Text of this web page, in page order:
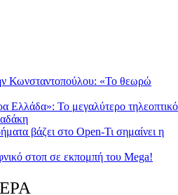
Κωνσταντοπούλου: «Το θεωρώ
Ελλάδα»: Το μεγαλύτερο τηλεοπτικό
βάζει στο Open-Τι σημαίνει η
στοπ σε εκπομπή του Mega!